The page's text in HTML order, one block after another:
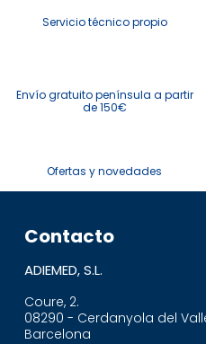
Servicio técnico propio
Envío gratuito península a partir
de 150€
Ofertas y novedades
Contacto
ADIEMED, S.L.
Coure, 2.
08290 - Cerdanyola del
Barcelona